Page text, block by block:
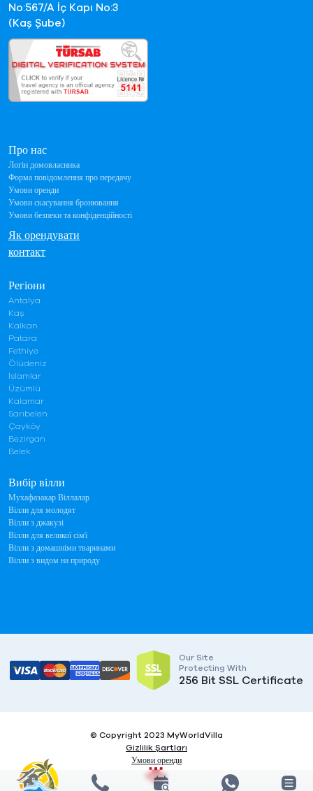
Вибір вілли
Мухафазакар Віллалар
Вілли для молодят
Вілли з джакузі
Вілли для великої сім'ї
Вілли з домашніми тваринами
Вілли з видом на природу
Регіони
Antalya
Kaş
Kalkan
Patara
Fethiye
Ölüdeniz
İslamlar
Üzümlü
Kalamar
Sarıbelen
Çayköy
Bezirgan
Belek
Про нас
Логін домовласника
Форма повідомлення про передачу
Умови оренди
Умови скасування бронювання
Умови безпеки та конфіденційності
Як орендувати
контакт
No:567/A İç Kapı No:3
(Kaş Şube)
Our Site
Protecting With
256 Bit SSL Certificate
© Copyright 2023 MyWorldVilla
Gizlilik Şartları
Умови оренди